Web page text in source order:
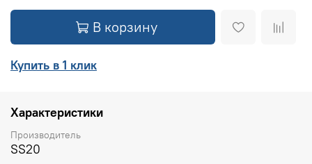
В корзину
Купить в 1 клик
Характеристики
Производитель
SS20